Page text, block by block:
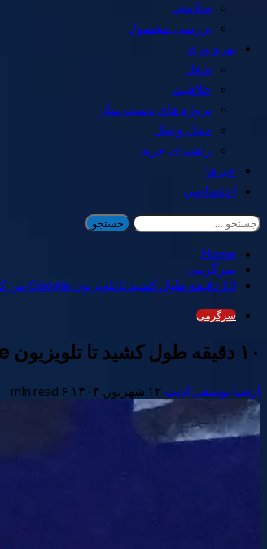
سلامتی
بررسی محصول
بهره وری
شغل
خلاقیت
پروژه های دست ساز
حمل و نقل
راهنمای خرید
خبرها
اختصاصی
جستجو
برای:
Home
سرگرمی
10 دقیقه طول کشید تا تلویزیون Google من کمتر آزار دهنده باشد
سرگرمی
۱۰ دقیقه طول کشید تا تلویزیون Google من کمتر آزار دهنده باشد
ارشیا یوسفی ادیب ۱۲ شهریور, ۱۴۰۴ ۶ min read